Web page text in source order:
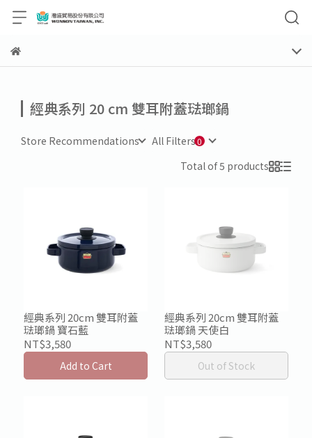
經典系列 20 cm 雙耳附蓋琺瑯鍋
Store Recommendations
All Filters
Total of 5 products
經典系列 20cm 雙耳附蓋
琺瑯鍋 寶石藍
NT$3,580
Add to Cart
經典系列 20cm 雙耳附蓋
琺瑯鍋 天使白
NT$3,580
Out of Stock